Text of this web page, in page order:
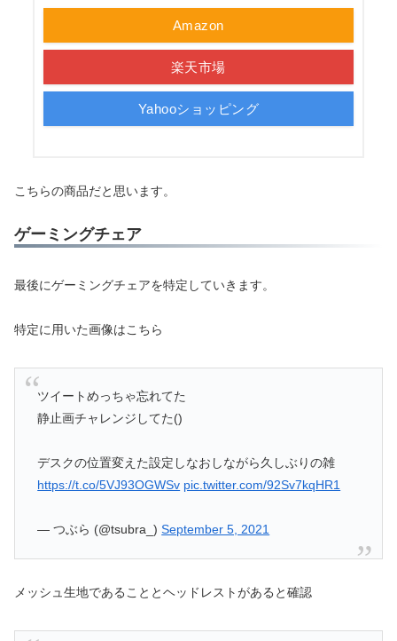
Amazon
楽天市場
Yahooショッピング
こちらの商品だと思います。
ゲーミングチェア
最後にゲーミングチェアを特定していきます。
特定に用いた画像はこちら
ツイートめっちゃ忘れてた
静止画チャレンジしてた()
デスクの位置変えた設定しなおしながら久しぶりの雑
https://t.co/5VJ93OGWSv pic.twitter.com/92Sv7kqHR1
— つぶら (@tsubra_)September 5, 2021
メッシュ生地であることとヘッドレストがあると確認